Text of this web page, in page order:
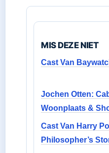
MIS DEZE NIET
Cast Van
Jochen Otten:
Woonplaats &
Cast Van Harry
Philosopher’s